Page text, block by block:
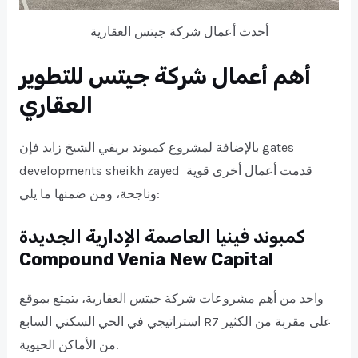
أحدث أعمال شركة جيتس العقارية
أهم أعمال شركة جيتس للتطوير
العقاري
بالإضافة لمشروع كمبوند بريفي الشيخ زايد فإن gates
developments sheikh zayed قدمت أعمال أخرى قوية
وناجحة، ومن ضمنها ما يلي:
كمبوند فينيا العاصمة الإدارية الجديدة
Compound Venia New Capital
واحد من أهم مشروعات شركة جيتس العقارية، يتمتع بموقع
استراتيجي في الحي السكني السابع R7 على مقربة من الكثير
من الأماكن الحيوية.